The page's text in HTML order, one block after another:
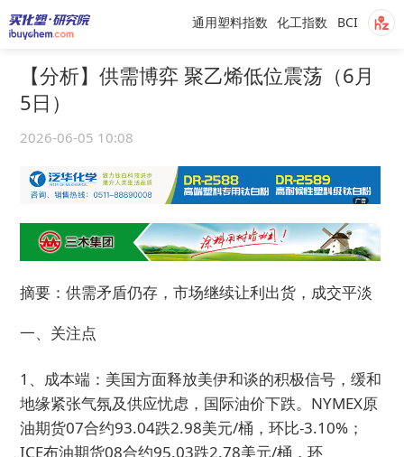
BCI
化工指数
通用塑料指数
【分析】供需博弈 聚乙烯低位震荡（6月
5日）
2026-06-05 10:08
摘要：供需矛盾仍存，市场继续让利出货，成交平淡
一、关注点
1、成本端：美国方面释放美伊和谈的积极信号，缓和
地缘紧张气氛及供应忧虑，国际油价下跌。NYMEX原
油期货07合约93.04跌2.98美元/桶，环比-3.10%；
ICE布油期货08合约95.03跌2.78美元/桶，环